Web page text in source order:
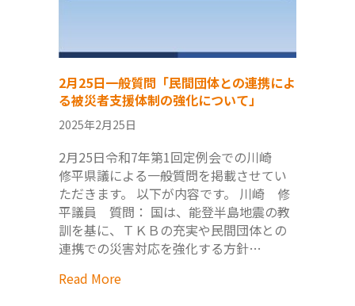
2月25日一般質問「民間団体との連携によ
る被災者支援体制の強化について」
2025年2月25日
2月25日令和7年第1回定例会での川崎
修平県議による一般質問を掲載させてい
ただきます。 以下が内容です。 川崎 修
平議員 質問： 国は、能登半島地震の教
訓を基に、ＴＫＢの充実や民間団体との
連携での災害対応を強化する方針…
Read More